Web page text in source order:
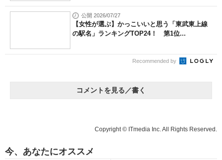
公開 2026/07/27
【女性が選ぶ】かっこいいと思う「東武東上線
の駅名」ランキングTOP24！ 第1位...
Recommended by
コメントを見る／書く
Copyright © ITmedia Inc. All Rights Reserved.
今、あなたにオススメ